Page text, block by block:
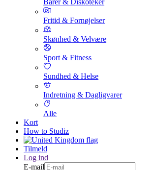
Barer & Diskoteker
Fritid & Fornøjelser
Skønhed & Velvære
Sport & Fitness
Sundhed & Helse
Indretning & Dagligvarer
Alle
Kort
How to Studiz
Tilmeld
Log ind
E-mail